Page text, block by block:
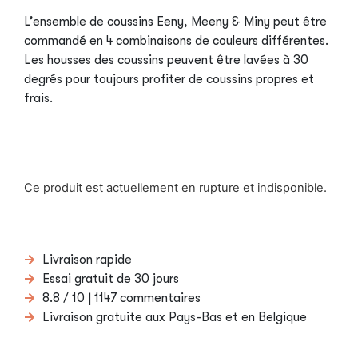
L’ensemble de coussins Eeny, Meeny & Miny peut être
commandé en 4 combinaisons de couleurs différentes.
Les housses des coussins peuvent être lavées à 30
degrés pour toujours profiter de coussins propres et
frais.
Ce produit est actuellement en rupture et indisponible.
Livraison rapide
Essai gratuit de 30 jours
8.8 / 10 | 1147 commentaires
Livraison gratuite aux Pays-Bas et en Belgique